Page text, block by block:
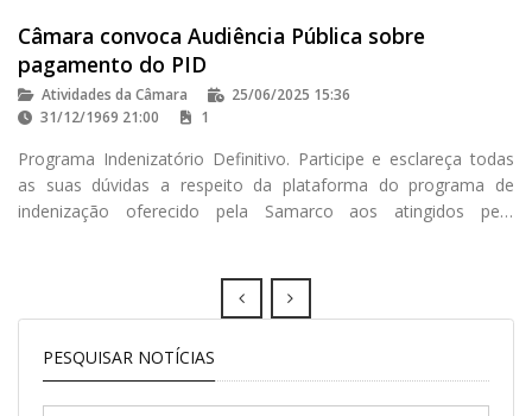
Câmara convoca Audiência Pública sobre
pagamento do PID
Atividades da Câmara
25/06/2025 15:36
31/12/1969 21:00
1
Programa Indenizatório Definitivo. Participe e esclareça todas
as suas dúvidas a respeito da plataforma do programa de
indenização oferecido pela Samarco aos atingidos pelo
Prev Next
PESQUISAR NOTÍCIAS